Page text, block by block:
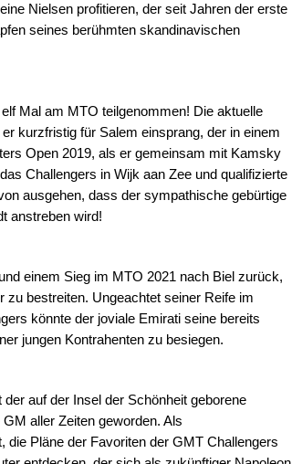
Nielsen profitieren, der seit Jahren der erste
seines berühmten skandinavischen
Mal am MTO teilgenommen! Die aktuelle
kurzfristig für Salem einsprang, der in einem
Open 2019, als er gemeinsam mit Kamsky
Challengers in Wijk aan Zee und qualifizierte
ausgehen, dass der sympathische gebürtige
anstreben wird!
einem Sieg im MTO 2021 nach Biel zurück,
bestreiten. Ungeachtet seiner Reife im
könnte der joviale Emirati seine bereits
jungen Kontrahenten zu besiegen.
auf der Insel der Schönheit geborene
aller Zeiten geworden. Als
die Pläne der Favoriten der GMT Challengers